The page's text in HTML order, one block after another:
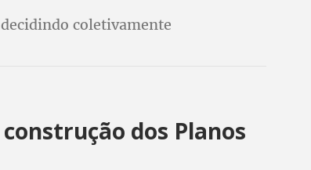
coletivamente
construção dos Planos